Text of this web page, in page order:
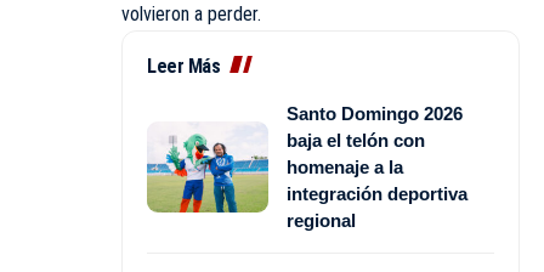
volvieron a perder.
Leer Más
Santo Domingo 2026
baja el telón con
homenaje a la
integración deportiva
regional